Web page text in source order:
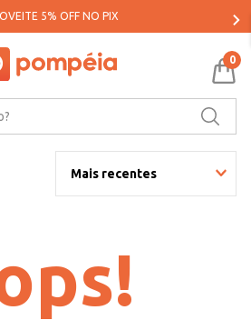
5% OFF NO PIX
0
Mais recentes